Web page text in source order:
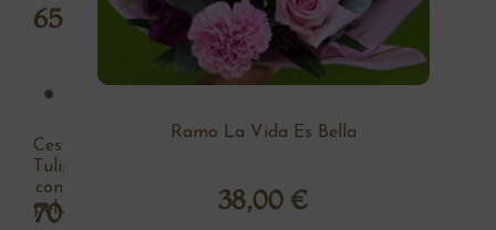
Ramo La Vida Es Bella
38,00 €
65,00 €
Cesta
Tulipan
con
peluche
70,00